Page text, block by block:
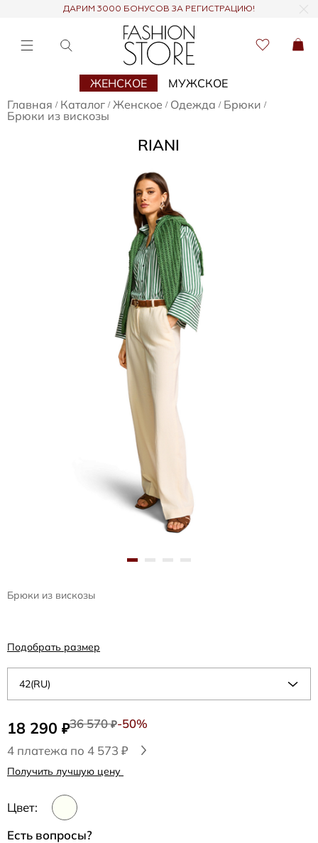
ДАРИМ 3000 БОНУСОВ ЗА РЕГИСТРАЦИЮ!
ЖЕНСКОЕ
МУЖСКОЕ
Главная / Каталог / Женское / Одежда / Брюки /
Брюки из вискозы
RIANI
Брюки из вискозы
18 290 ₽36 570₽-50%
4 платежа по 4 573 ₽
Получить лучшую цену
Цвет:
42(RU)
Подобрать размер
Есть вопросы?